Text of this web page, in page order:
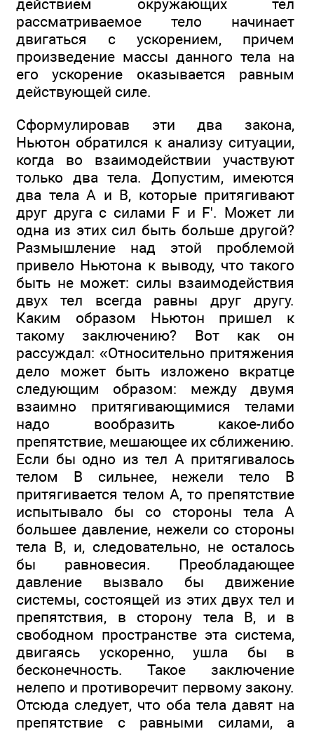
действием окружающих тел
рассматриваемое тело начинает
двигаться с ускорением, причем
произведение массы данного тела на
его ускорение оказывается равным
действующей силе.
Сформулировав эти два закона,
Ньютон обратился к анализу ситуации,
когда во взаимодействии участвуют
только два тела. Допустим, имеются
два тела А и В, которые притягивают
друг друга с силами F и F'. Может ли
одна из этих сил быть больше другой?
Размышление над этой проблемой
привело Ньютона к выводу, что такого
быть не может: силы взаимодействия
двух тел всегда равны друг другу.
Каким образом Ньютон пришел к
такому заключению? Вот как он
рассуждал: «Относительно притяжения
дело может быть изложено вкратце
следующим образом: между двумя
взаимно притягивающимися телами
надо вообразить какое-либо
препятствие, мешающее их сближению.
Если бы одно из тел А притягивалось
телом В сильнее, нежели тело В
притягивается телом А, то препятствие
испытывало бы со стороны тела А
большее давление, нежели со стороны
тела В, и, следовательно, не осталось
бы равновесия. Преобладающее
давление вызвало бы движение
системы, состоящей из этих двух тел и
препятствия, в сторону тела В, и в
свободном пространстве эта система,
двигаясь ускоренно, ушла бы в
бесконечность. Такое заключение
нелепо и противоречит первому закону.
Отсюда следует, что оба тела давят на
препятствие с равными силами, а